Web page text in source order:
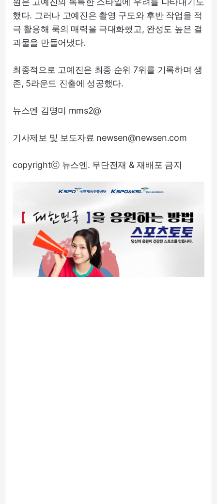
했다. 그러나 고예진은 촬영 구도와 후반 작업을 적
극 활용해 룩의 매력을 극대화했고, 완성도 높은 결
과물을 만들어냈다.
최종적으로 고예진은 최종 순위 7위를 기록하며 생
존, 5라운드 진출에 성공했다.
뉴스엔 김명미 mms2@
기사제보 및 보도자료 newsen@newsen.com
copyrightⓒ 뉴스엔. 무단전재 & 재배포 금지